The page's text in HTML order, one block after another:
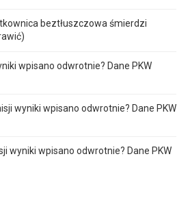
beztłuszczowa śmierdzi
wpisano odwrotnie? Dane PKW
wyniki wpisano odwrotnie? Dane PKW
wyniki wpisano odwrotnie? Dane PKW